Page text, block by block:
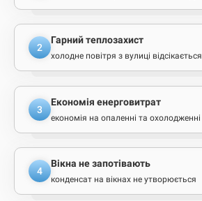
2
Гарний теплозахист
холодне повітря з вулиці відсікається
3
Економія енерговитрат
економія на опаленні та охолодженні
4
Вікна не запотівають
конденсат на вікнах не утворюється